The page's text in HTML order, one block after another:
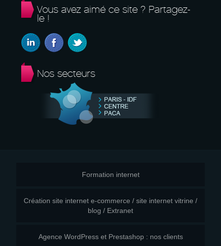
Vous avez aimé ce site ? Partagez-
le !
Nos secteurs
Formation internet
Création site internet e-commerce / site internet vitrine /
blog / Extranet
Agence WordPress et Prestashop : nos clients